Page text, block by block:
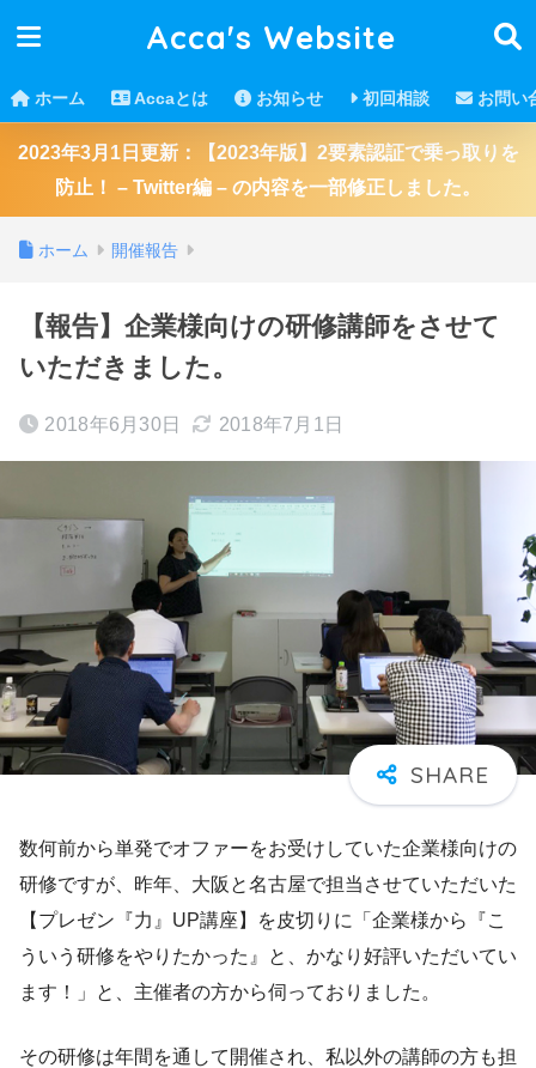
Acca's Website
ホーム Accaとは お知らせ 初回相談 お問い
2023年3月1日更新：【2023年版】2要素認証で乗っ取りを
防止！ – Twitter編 – の内容を一部修正しました。
ホーム 開催報告
【報告】企業様向けの研修講師をさせて
いただきました。
2018年6月30日 2018年7月1日
数何前から単発でオファーをお受けしていた企業様向けの
研修ですが、昨年、大阪と名古屋で担当させていただいた
【プレゼン『力』UP講座】を皮切りに「企業様から『こ
ういう研修をやりたかった』と、かなり好評いただいてい
ます！」と、主催者の方から伺っておりました。
その研修は年間を通して開催され、私以外の講師の方も担